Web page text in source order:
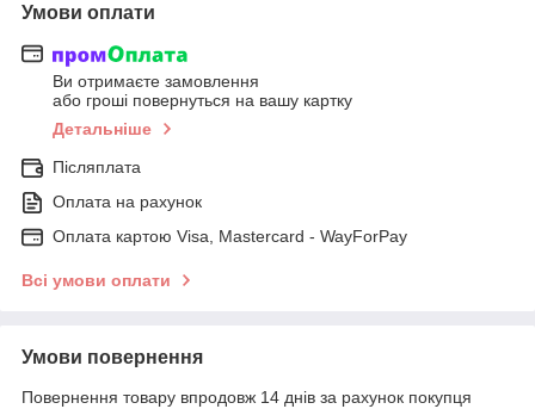
Умови оплати
Ви отримаєте замовлення
або гроші повернуться на вашу картку
Детальніше
Післяплата
Оплата на рахунок
Оплата картою Visa, Mastercard - WayForPay
Всі умови оплати
Умови повернення
Повернення товару впродовж 14 днів за рахунок покупця